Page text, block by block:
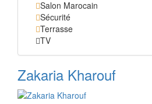
Salon Marocain
Sécurité
Terrasse
TV
Zakaria Kharouf